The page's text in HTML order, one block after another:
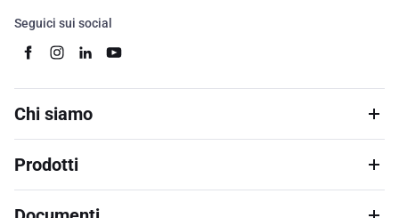
Seguici sui social
Chi siamo
Prodotti